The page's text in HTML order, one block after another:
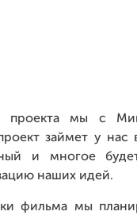
проекта мы с
займет у нас
и многое
наших идей.
фильма мы